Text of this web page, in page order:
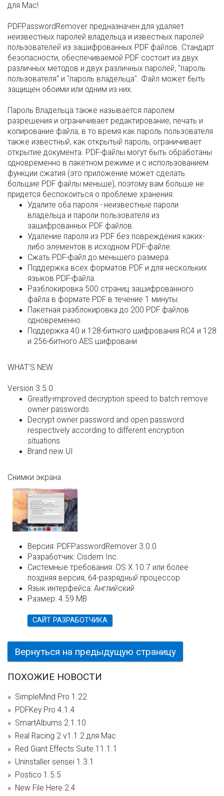
для Mac!
PDFPasswordRemover предназначен для удаляет
неизвестных паролей владельца и известных паролей
пользователей из зашифрованных PDF файлов. Стандарт
безопасности, обеспечиваемой PDF состоит из двух
различных методов и двух различных паролей, "пароль
пользователя" и "пароль владельца". Файл может быть
защищен обоими или одним из них.
Пароль Владельца также называется паролем
разрешения и ограничивает редактирование, печать и
копирование файла, в то время как пароль пользователя
также известный, как открытый пароль, ограничивает
открытие документа. PDF-файлы могут быть обработаны
одновременно в пакетном режиме и с использованием
функции сжатия (это приложение может сделать
большие PDF файлы меньше), поэтому вам больше не
придется беспокоиться о проблеме хранения.
Удалите оба пароля - неизвестные пароли
владельца и пароли пользователя из
зашифрованных PDF файлов.
Удаление пароля из PDF без повреждения каких-
либо элементов в исходном PDF-файле.
Сжать PDF-файл до меньшего размера.
Поддержка всех форматов PDF и для нескольких
языков PDF-файла.
Разблокировка 500 страниц зашифрованного
файла в формате PDF в течение 1 минуты.
Пакетная разблокировка до 200 PDF файлов
одновременно.
Поддержка 40 и 128-битного шифрования RC4 и 128
и 256-битного AES шифровани
WHAT’S NEW
Version 3.5.0:
Greatly-improved decryption speed to batch remove
owner passwords
Decrypt owner password and open password
respectively according to different encryption
situations
Brand new UI
Снимки экрана
Версия: PDFPasswordRemover 3.0.0
Разработчик: Cisdem Inc.
Системные требования: OS X 10.7 или более
поздняя версия, 64-разрядный процессор
Язык интерфейса: Английский
Размер: 4.59 MB
САЙТ РАЗРАБОТЧИКА
Вернуться на предыдущую страницу
ПОХОЖИЕ НОВОСТИ
SimpleMind Pro 1.22
PDFKey Pro 4.1.4
SmartAlbums 2.1.10
Real Racing 2 v1.1.2 для Mac
Red Giant Effects Suite 11.1.1
Uninstaller sensei 1.3.1
Postico 1.5.5
New File Here 2.4